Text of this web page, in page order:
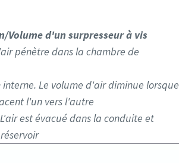
Volume d'un surpresseur à vis
pénètre dans la chambre de
interne. Le volume d'air diminue lorsque
l'un vers l'autre
est évacué dans la conduite et